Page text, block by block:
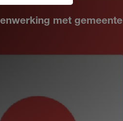
met gemeente